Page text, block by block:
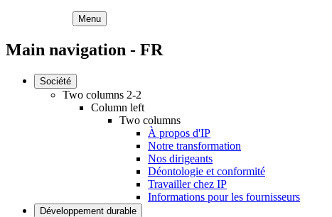
Menu
Main navigation - FR
Société
Two columns 2-2
Column left
Two columns
À propos d'IP
Notre transformation
Nos dirigeants
Déontologie et conformité
Travailler chez IP
Informations pour les fournisseurs
Développement durable